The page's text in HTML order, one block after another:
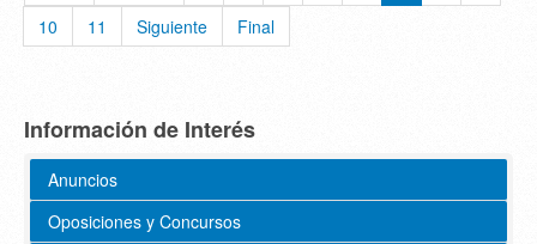
10
11 Siguiente Final
Información de Interés
Anuncios
Oposiciones y Concursos